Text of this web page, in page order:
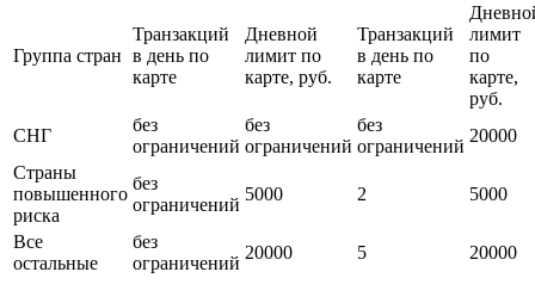
Группа стран
Транзакций
в день по
карте
Дневной
лимит по
карте, руб.
Транзакций
в день по
карте
лимит
по
карте,
руб.
СНГ
без
ограничений
без
ограничений
без
ограничений
20000
Страны
повышенного
риска
без
ограничений
5000 2 5000
Все
остальные
без
ограничений
20000 5 20000